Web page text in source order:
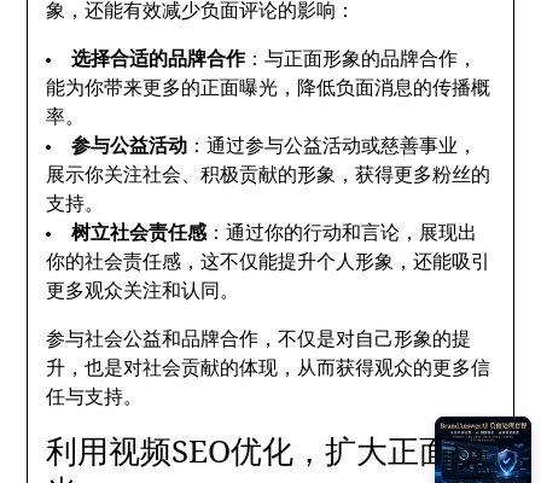
象，还能有效减少负面评论的影响：
选择合适的品牌合作：与正面形象的品牌合作，
能为你带来更多的正面曝光，降低负面消息的传播概
率。
参与公益活动 ：通过参与公益活动或慈善事业，
展示你关注社会、积极贡献的形象，获得更多粉丝的
支持。
树立社会责任感 ：通过你的行动和言论，展现出
你的社会责任感，这不仅能提升个人形象，还能吸引
更多观众关注和认同。
参与社会公益和品牌合作，不仅是对自己形象的提
升，也是对社会贡献的体现，从而获得观众的更多信
任与支持。
利用视频SEO优化，扩大正面曝